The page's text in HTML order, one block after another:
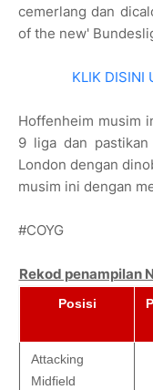
cemerlang dan
of the new'
KLIK DISINI
Hoffenheim musim
9 liga dan
London dengan
musim ini dengan
#COYG
Rekod penampilan
Posisi
Attacking
Midfield